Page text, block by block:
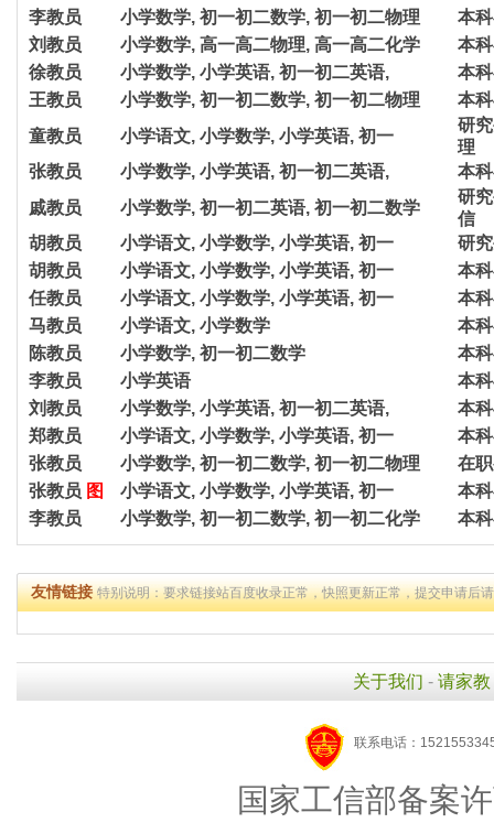
李教员
小学数学, 初一初二数学, 初一初二物理
本
刘教员
小学数学, 高一高二物理, 高一高二化学
本
徐教员
小学数学, 小学英语, 初一初二英语,
本
王教员
小学数学, 初一初二数学, 初一初二物理
本
童教员
小学语文, 小学数学, 小学英语, 初一
研
理
张教员
小学数学, 小学英语, 初一初二英语,
本
戚教员
小学数学, 初一初二英语, 初一初二数学
研
信
胡教员
小学语文, 小学数学, 小学英语, 初一
研
胡教员
小学语文, 小学数学, 小学英语, 初一
本
任教员
小学语文, 小学数学, 小学英语, 初一
本
马教员
小学语文, 小学数学
本
陈教员
小学数学, 初一初二数学
本
李教员
小学英语
本
刘教员
小学数学, 小学英语, 初一初二英语,
本
郑教员
小学语文, 小学数学, 小学英语, 初一
本
张教员
小学数学, 初一初二数学, 初一初二物理
在
张教员 图 小学语文, 小学数学, 小学英语, 初一
本
李教员
小学数学, 初一初二数学, 初一初二化学 本
友情链接特别说明：要求链接站百度收录正常，快照更新正常，提交申请后
关于我们 - 请家教
联系电话：
国家工信部备案